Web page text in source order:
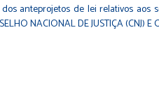
anteprojetos de lei relativos
NACIONAL DE JUSTIÇA (CNJ) E